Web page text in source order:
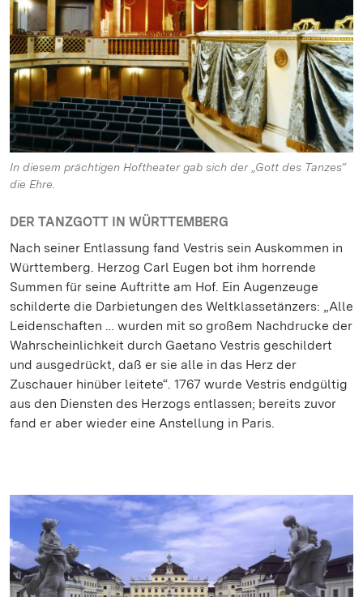
In diesem prächtigen Hoftheater gab sich der „Gott des Tanzes“
die Ehre.
DER TANZGOTT IN WÜRTTEMBERG
Nach seiner Entlassung fand Vestris sein Auskommen in
Württemberg. Herzog Carl Eugen bot ihm horrende
Summen für seine Auftritte am Hof. Ein Augenzeuge
schilderte die Darbietungen des Weltklassetänzers: „Alle
Leidenschaften … wurden mit so großem Nachdrucke der
Wahrscheinlichkeit durch Gaetano Vestris geschildert
und ausgedrückt, daß er sie alle in das Herz der
Zuschauer hinüber leitete“. 1767 wurde Vestris endgültig
aus den Diensten des Herzogs entlassen; bereits zuvor
fand er aber wieder eine Anstellung in Paris.